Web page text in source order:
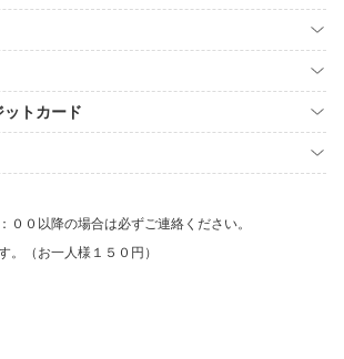
トカード
００以降の場合は必ずご連絡ください。
。（お一人様１５０円）